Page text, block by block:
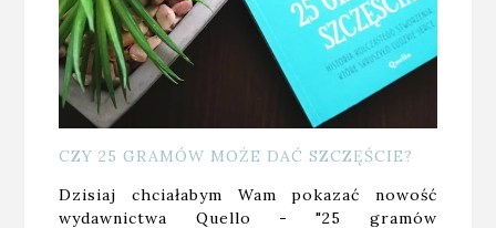
CZY 25 GRAMÓW MOŻE DAĆ SZCZĘŚCIE?
Dzisiaj chciałabym Wam pokazać nowość
wydawnictwa Quello - "25 gramów